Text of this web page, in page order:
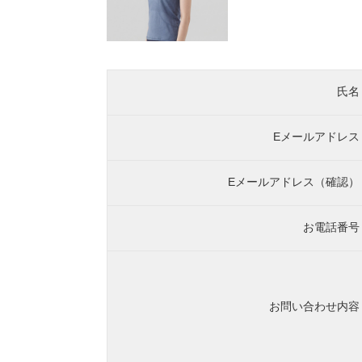
氏名
Eメールアドレス
Eメールアドレス（確認）
お電話番号
お問い合わせ内容